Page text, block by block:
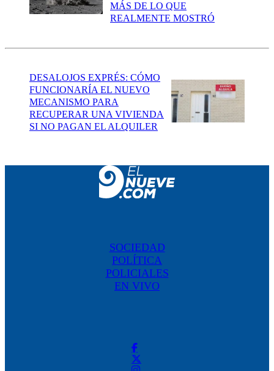
MÁS DE LO QUE
REALMENTE MOSTRÓ
DESALOJOS EXPRÉS: CÓMO
FUNCIONARÍA EL NUEVO
MECANISMO PARA
RECUPERAR UNA VIVIENDA
SI NO PAGAN EL ALQUILER
SOCIEDAD
POLÍTICA
POLICIALES
EN VIVO